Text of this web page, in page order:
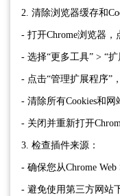
2. 清除浏览器缓存和
- 打开Chrome浏览器，
- 选择“更多工具” > “扩
- 点击“管理扩展程序”
- 清除所有Cookies和网
- 关闭并重新打开
3. 检查插件来源：
- 确保您从Chrome
- 避免使用第三方网站